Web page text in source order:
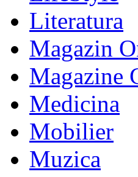
Literatura
Magazin
Magazine
Medicina
Mobilier
Muzica